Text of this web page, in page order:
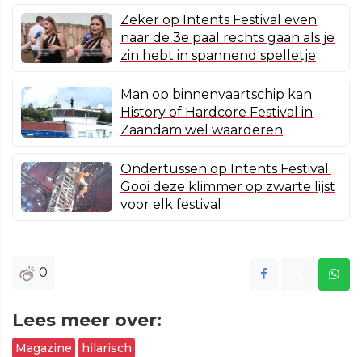
Zeker op Intents Festival even
naar de 3e paal rechts gaan als je
zin hebt in spannend spelletje
Man op binnenvaartschip kan
History of Hardcore Festival in
Zaandam wel waarderen
Ondertussen op Intents Festival:
Gooi deze klimmer op zwarte lijst
voor elk festival
0
Lees meer over:
Magazine hilarisch